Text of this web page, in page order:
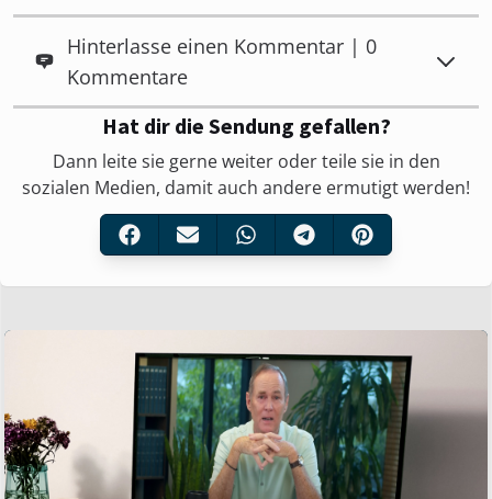
Hinterlasse einen Kommentar | 0
Kommentare
Hat dir die Sendung gefallen?
Dann leite sie gerne weiter oder teile sie in den
sozialen Medien, damit auch andere ermutigt werden!